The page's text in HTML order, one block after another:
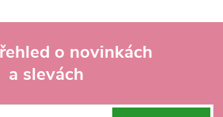
o novinkách
a slevách